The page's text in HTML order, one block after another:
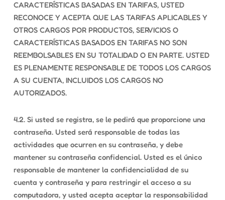
CARACTERÍSTICAS BASADAS EN TARIFAS, USTED
RECONOCE Y ACEPTA QUE LAS TARIFAS APLICABLES Y
OTROS CARGOS POR PRODUCTOS, SERVICIOS O
CARACTERÍSTICAS BASADOS EN TARIFAS NO SON
REEMBOLSABLES EN SU TOTALIDAD O EN PARTE. USTED
ES PLENAMENTE RESPONSABLE DE TODOS LOS CARGOS
A SU CUENTA, INCLUIDOS LOS CARGOS NO
AUTORIZADOS.
4.2. Si usted se registra, se le pedirá que proporcione una
contraseña. Usted será responsable de todas las
actividades que ocurren en su contraseña, y debe
mantener su contraseña confidencial. Usted es el único
responsable de mantener la confidencialidad de su
cuenta y contraseña y para restringir el acceso a su
computadora, y usted acepta aceptar la responsabilidad